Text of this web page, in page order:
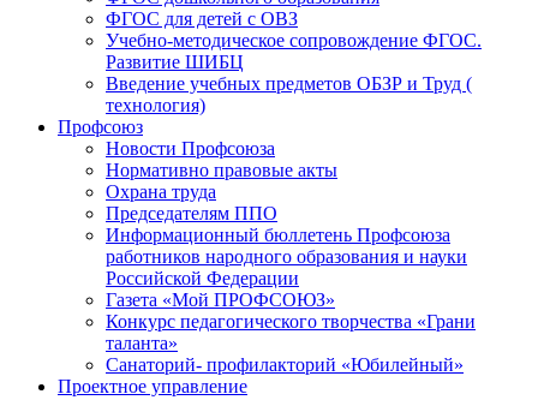
ФГОС для детей с ОВЗ
Учебно-методическое сопровождение ФГОС.
Развитие ШИБЦ
Введение учебных предметов ОБЗР и Труд (
технология)
Профсоюз
Новости Профсоюза
Нормативно правовые акты
Охрана труда
Председателям ППО
Информационный бюллетень Профсоюза
работников народного образования и науки
Российской Федерации
Газета «Мой ПРОФСОЮЗ»
Конкурс педагогического творчества «Грани
таланта»
Санаторий- профилакторий «Юбилейный»
Проектное управление